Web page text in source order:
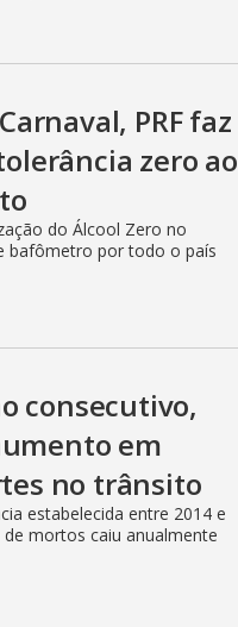
PRF faz
zero ao
do Álcool Zero no
bafômetro por todo o país
consecutivo,
em
no trânsito
estabelecida entre 2014 e
mortos caiu anualmente